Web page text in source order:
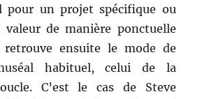
pour un projet spécifique ou
de manière ponctuelle
ensuite le mode de
habituel, celui de la
C’est le cas de Steve